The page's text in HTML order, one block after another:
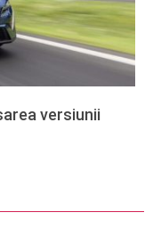
versiunii